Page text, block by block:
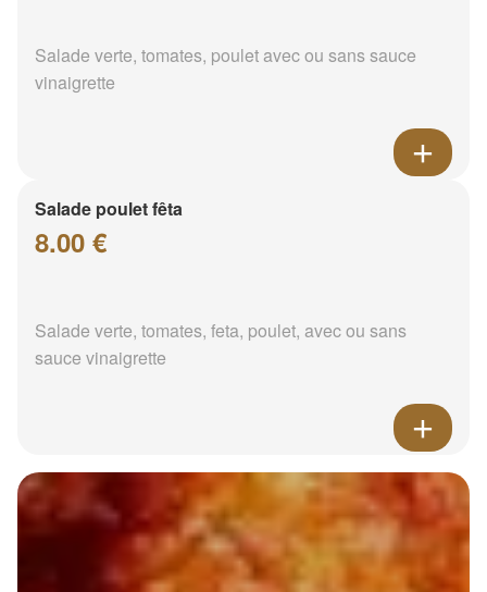
Salade verte, tomates, poulet avec ou sans sauce
vinaigrette
Salade poulet fêta
8.00 €
Salade verte, tomates, feta, poulet, avec ou sans
sauce vinaigrette